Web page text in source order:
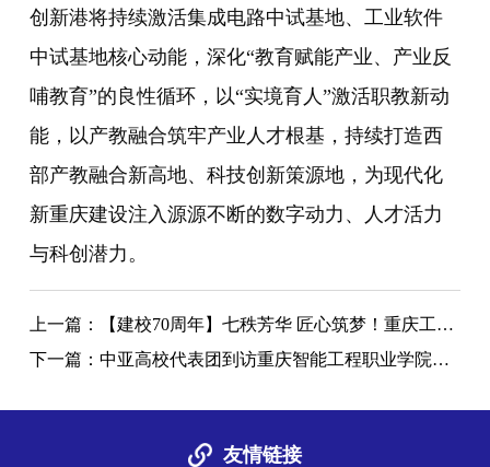
创新港将持续激活集成电路中试基地、工业软件
中试基地核心动能，深化“教育赋能产业、产业反
哺教育”的良性循环，以“实境育人”激活职教新动
能，以产教融合筑牢产业人才根基，持续打造西
部产教融合新高地、科技创新策源地，为现代化
新重庆建设注入源源不断的数字动力、人才活力
与科创潜力。
上一篇：
【建校70周年】七秩芳华 匠心筑梦！重庆工业职业技术大学建校70周年高质量发展大会隆重举行 七秩芳华 匠心筑梦！ 重庆工业职业技术大学建校70周年高质量发展大会隆重举行 6月13日，重庆工业职业技术大学建校70周年高质量发展大会在两江校区体育馆隆重举行。各级主管部门领导、行业企业嘉宾、兄弟院校代表、海内外校友、全校师生齐聚一堂，共贺学校七十华诞。200余家单位、海内外校友向学校发来贺信贺电。 出席大会的领导和嘉宾有：市人大常委会副主任、市中华职教社主任沈金强，市政府参事、市委教育工委原书记、市教委原主任
下一篇： 中亚高校代表团到访重庆智能工程职业学院签约共建国际职教合作新平台——赋能职教活动周拓宽职教国际化新路径
友情链接